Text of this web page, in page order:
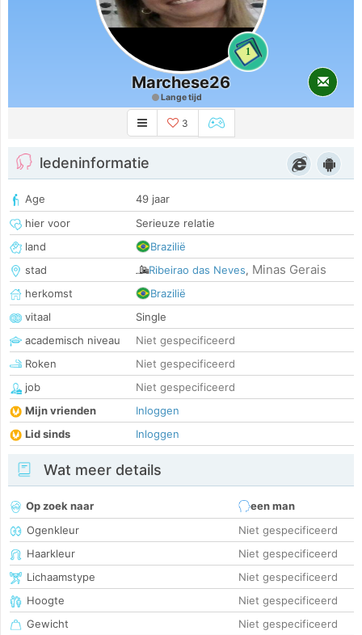
1
Marchese26
Lange tijd
3
ledeninformatie
Age
49 jaar
hier voor
Serieuze relatie
land
Brazilië
stad
Ribeirao das Neves, Minas Gerais
herkomst
Brazilië
vitaal
Single
academisch niveau
Niet gespecificeerd
Roken
Niet gespecificeerd
job
Niet gespecificeerd
Mijn vrienden
Inloggen
Lid sinds
Inloggen
Wat meer details
Op zoek naar
een man
Ogenkleur
Niet gespecificeerd
Haarkleur
Niet gespecificeerd
Lichaamstype
Niet gespecificeerd
Hoogte
Niet gespecificeerd
Gewicht
Niet gespecificeerd